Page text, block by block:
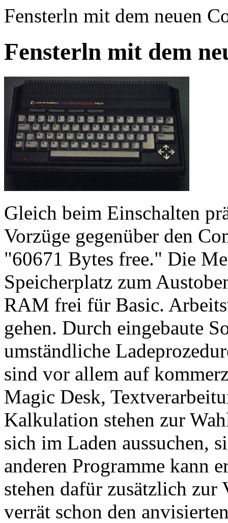
Fensterln mit dem neuen
Fensterln mit dem
Gleich beim Einschalten
Vorzüge gegenüber den
"60671 Bytes free." Die
Speicherplatz zum
RAM frei für Basic.
gehen. Durch eingebaute
umständliche
sind vor allem auf
Magic Desk,
Kalkulation stehen zur
sich im Laden aussuchen,
anderen Programme kann
stehen dafür zusätzlich zur
verrät schon den